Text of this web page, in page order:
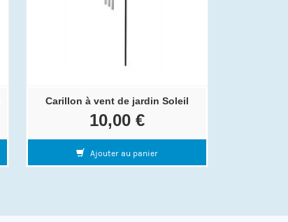
Carillon à vent de jardin Soleil
10,00 €
Ajouter au panier